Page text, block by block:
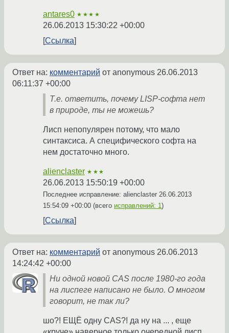
antares0 ★★★★
26.06.2013 15:30:22 +00:00
Ссылка
Ответ на: комментарий от anonymous 26.06.2013
06:11:37 +00:00
Т.е. ответить, почему LISP-софта нет
в природе, ты не можешь?
Лисп непопулярен потому, что мало
синтаксиса. А специфического софта на
нем достаточно много.
alienclaster ★★★
26.06.2013 15:50:19 +00:00
Последнее исправление: alienclaster 26.06.2013
15:54:09 +00:00 (всего исправлений: 1)
Ссылка
Ответ на: комментарий от anonymous 26.06.2013
14:24:42 +00:00
Ни одной новой CAS после 1980-го года
на лиспеге написано не было. О многом
говорит, не так ли?
шо?! ЕЩЁ одну CAS?! да ну на ... , еще